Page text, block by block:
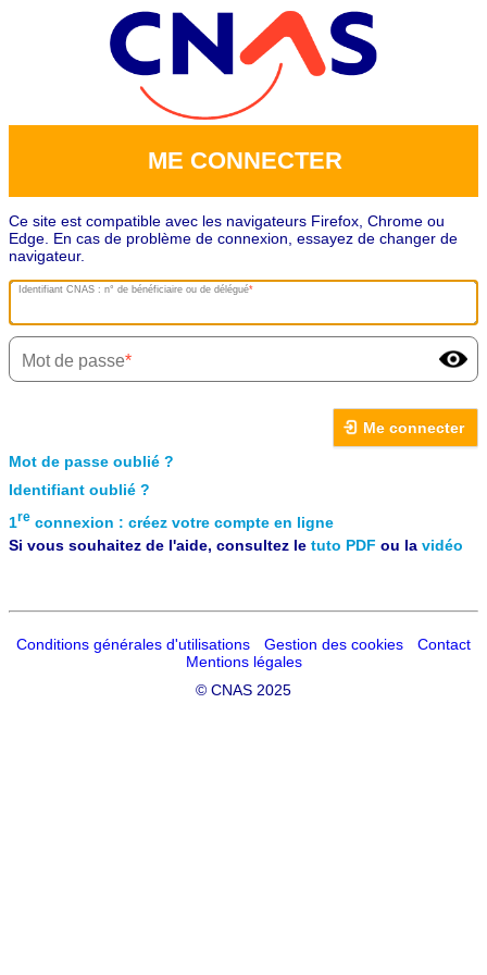
ME CONNECTER
Ce site est compatible avec les navigateurs Firefox, Chrome ou
Edge. En cas de problème de connexion, essayez de changer de
navigateur.
Identifiant CNAS : n° de bénéficiaire ou de délégué
Mot de passe
Me connecter
Mot de passe oublié ?
Identifiant oublié ?
1re connexion : créez votre compte en ligne
Si vous souhaitez de l'aide, consultez le tuto PDF ou la vidéo
Conditions générales d'utilisations Gestion des cookies
Contact
Mentions légales
© CNAS 2025